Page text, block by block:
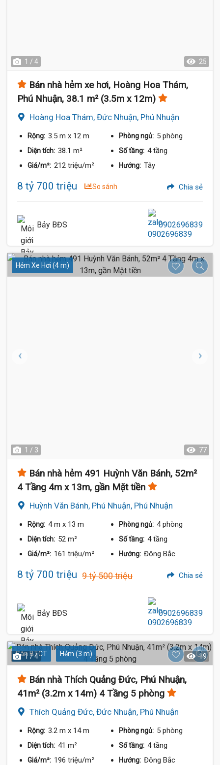
1 / 4 25
Bán nhà hẻm xe hơi, Hoàng Hoa Thám,
Phú Nhuận, 38.1 m² (3.5m x 12m)
Hoàng Hoa Thám, Đức Nhuận, Phú Nhuận
Rộng: 3.5 m x 12 m Phòng ngủ: 5 phòng
Diện tích: 38.1 m² Số tầng: 4 tầng
Giá/m²: 212 triệu/m² Hướng: Tây
8 tỷ 700 triệu So sánh Chia sẻ
Bảy BĐS 0902696839
Hẻm Xe Hơi (4 m)
1 / 3 77
Bán nhà hẻm 491 Huỳnh Văn Bánh, 52m²
4 Tầng 4m x 13m, gần Mặt tiền
Huỳnh Văn Bánh, Phú Nhuận, Phú Nhuận
Rộng: 4 m x 13 m Phòng ngủ: 4 phòng
Diện tích: 52 m² Số tầng: 4 tầng
Giá/m²: 161 triệu/m² Hướng: Đông Bắc
8 tỷ 700 triệu 9 tỷ 500 triệu Chia sẻ
Bảy BĐS 0902696839
Sàn BTCT Hẻm (3 m)
1 / 4 19
Bán nhà Thích Quảng Đức, Phú Nhuận,
41m² (3.2m x 14m) 4 Tầng 5 phòng
Thích Quảng Đức, Đức Nhuận, Phú Nhuận
Rộng: 3.2 m x 14 m Phòng ngủ: 5 phòng
Diện tích: 41 m² Số tầng: 4 tầng
Giá/m²: 196 triệu/m² Hướng: Đông Bắc